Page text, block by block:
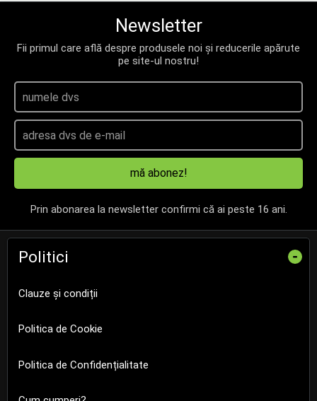
Newsletter
Fii primul care află despre produsele noi și reducerile apărute
pe site-ul nostru!
mă abonez!
Prin abonarea la newsletter confirmi că ai peste 16 ani.
Politici -
Clauze și condiții
Politica de Cookie
Politica de Confidențialitate